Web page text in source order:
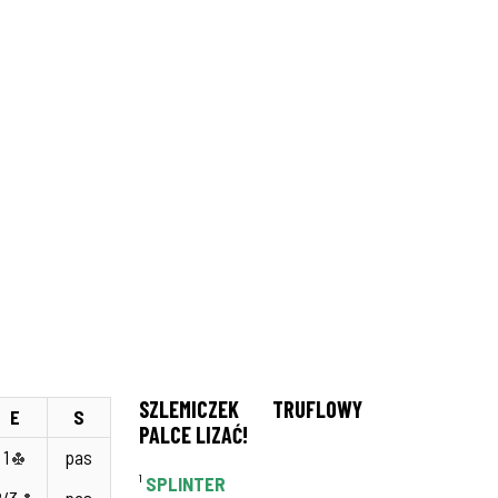
E
S
1
pas
SZLEMICZEK TRUFLOWY
PALCE LIZAĆ!
¹ SPLINTER